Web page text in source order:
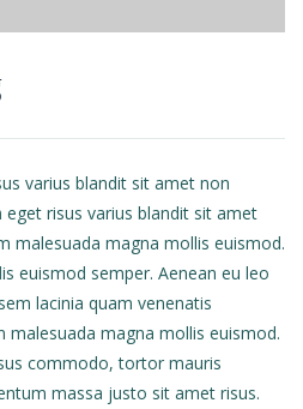
varius blandit sit amet non
risus varius blandit sit amet
malesuada magna mollis euismod.
euismod semper. Aenean eu leo
lacinia quam venenatis
malesuada magna mollis euismod.
commodo, tortor mauris
massa justo sit amet risus.